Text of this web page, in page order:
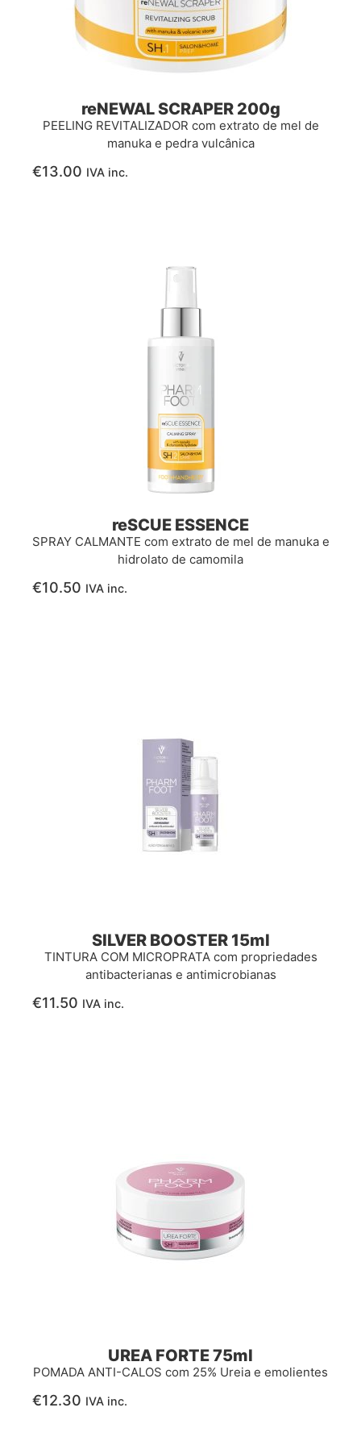
reNEWAL SCRAPER 200g
PEELING REVITALIZADOR com extrato de mel de
manuka e pedra vulcânica
€13.00 IVA inc.
reSCUE ESSENCE
SPRAY CALMANTE com extrato de mel de manuka e
hidrolato de camomila
€10.50 IVA inc.
SILVER BOOSTER 15ml
TINTURA COM MICROPRATA com propriedades
antibacterianas e antimicrobianas
€11.50 IVA inc.
UREA FORTE 75ml
POMADA ANTI-CALOS com 25% Ureia e emolientes
€12.30 IVA inc.